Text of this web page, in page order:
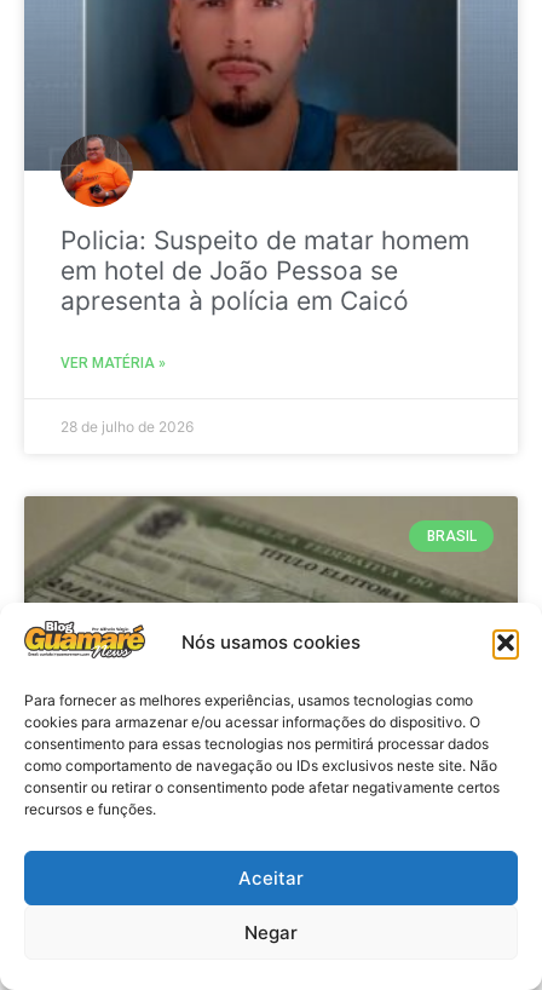
Nós usamos cookies
Para fornecer as melhores experiências, usamos tecnologias como
cookies para armazenar e/ou acessar informações do dispositivo. O
consentimento para essas tecnologias nos permitirá processar dados
como comportamento de navegação ou IDs exclusivos neste site. Não
consentir ou retirar o consentimento pode afetar negativamente certos
recursos e funções.
Aceitar
Negar
Policia: Suspeito de matar homem
em hotel de João Pessoa se
apresenta à polícia em Caicó
VER MATÉRIA »
28 de julho de 2026
BRASIL
Brasil: Policia Federal investiga
antes das eleições